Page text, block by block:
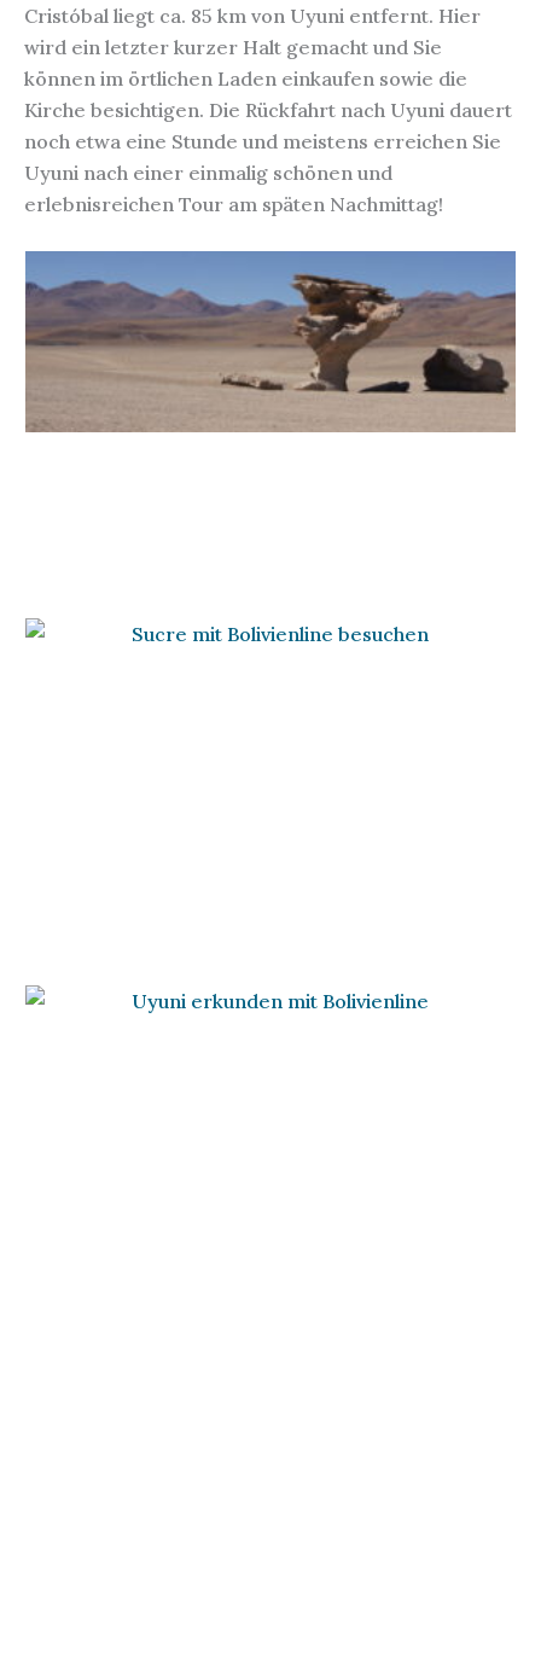
Cristóbal liegt ca. 85 km von Uyuni entfernt. Hier
wird ein letzter kurzer Halt gemacht und Sie
können im örtlichen Laden einkaufen sowie die
Kirche besichtigen. Die Rückfahrt nach Uyuni dauert
noch etwa eine Stunde und meistens erreichen Sie
Uyuni nach einer einmalig schönen und
erlebnisreichen Tour am späten Nachmittag!